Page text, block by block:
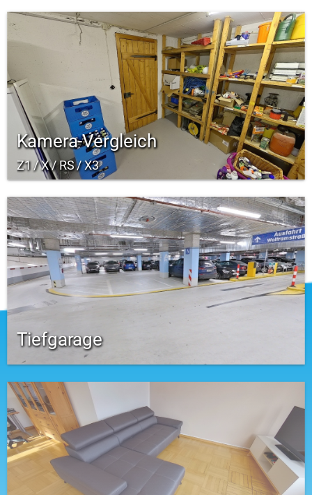
Kamera-Vergleich
Z1 / X / RS / X3
Tiefgarage